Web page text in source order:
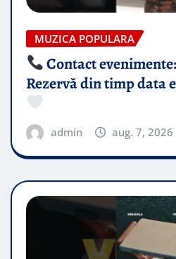
MUZICA POPULARA
Contact evenimente:
Rezervă din timp data
admin aug. 7, 2026